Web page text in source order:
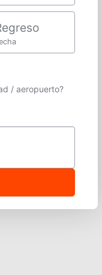
o vuelos directos
/ aeropuerto?